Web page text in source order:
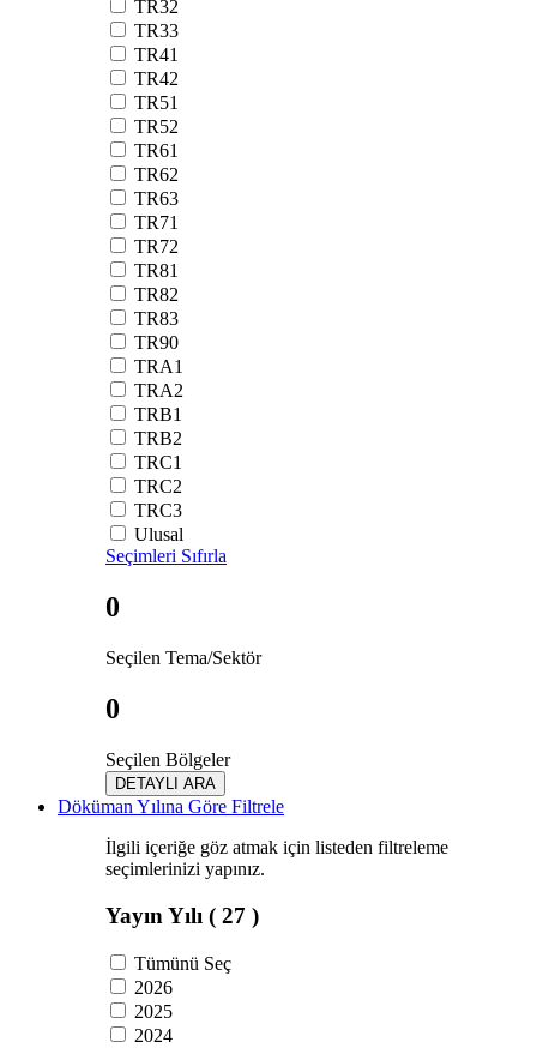
TR32
TR33
TR41
TR42
TR51
TR52
TR61
TR62
TR63
TR71
TR72
TR81
TR82
TR83
TR90
TRA1
TRA2
TRB1
TRB2
TRC1
TRC2
TRC3
Ulusal
Seçimleri Sıfırla
0
Seçilen Tema/Sektör
0
Seçilen Bölgeler
DETAYLI ARA
Döküman Yılına Göre Filtrele
İlgili içeriğe göz atmak için listeden filtreleme
seçimlerinizi yapınız.
Yayın Yılı ( 27 )
Tümünü Seç
2026
2025
2024